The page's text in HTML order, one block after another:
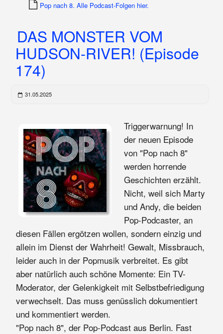
Pop nach 8. Alle Podcast-Folgen hier.
DAS MONSTER VOM
HUDSON-RIVER! (Episode
174)
31.05.2025
Triggerwarnung! In
der neuen Episode
von "Pop nach 8"
werden horrende
Geschichten erzählt.
Nicht, weil sich Marty
und Andy, die beiden
Pop-Podcaster, an
diesen Fällen ergötzen wollen, sondern einzig und
allein im Dienst der Wahrheit! Gewalt, Missbrauch,
leider auch in der Popmusik verbreitet. Es gibt
aber natürlich auch schöne Momente: Ein TV-
Moderator, der Gelenkigkeit mit Selbstbefriedigung
verwechselt. Das muss genüsslich dokumentiert
und kommentiert werden.
"Pop nach 8", der Pop-Podcast aus Berlin. Fast